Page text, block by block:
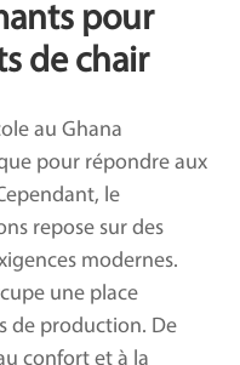
pour
de chair
au Ghana
pour répondre aux
le
repose sur des
modernes.
une place
de production. De
confort et à la